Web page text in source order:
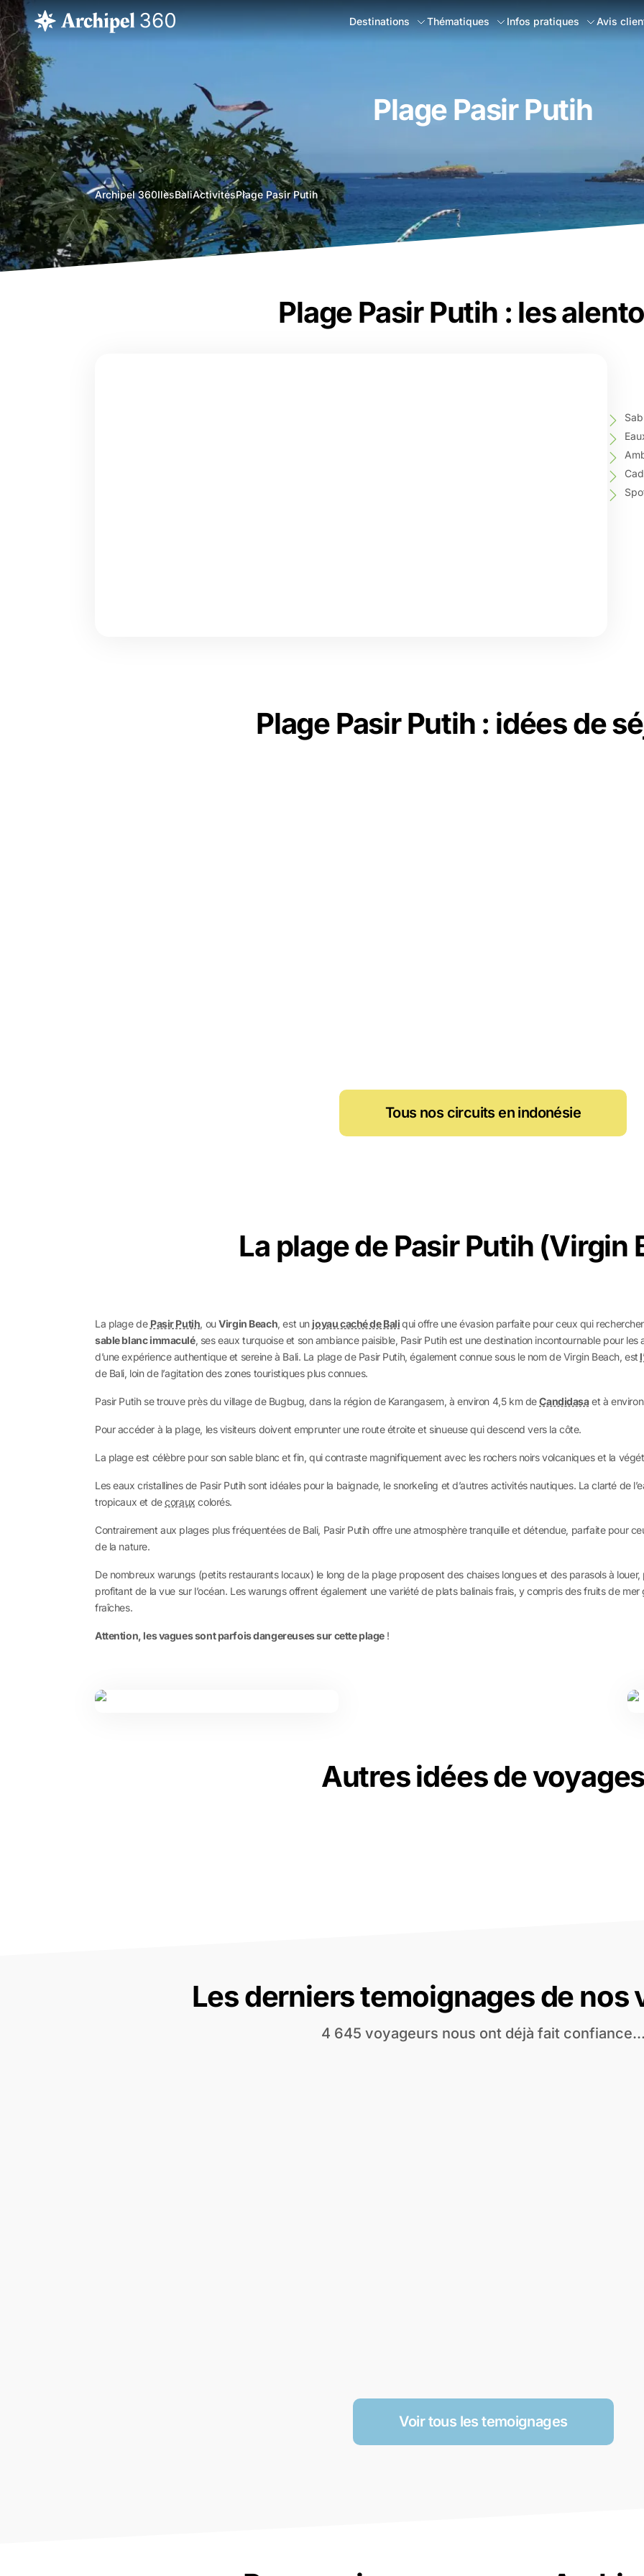
Destinations Thématiques Infos pratiques Avis
Plage Pasir Putih
Archipel 360agence
voyage
bali
IlesBaliActivitésPlage Pasir Putih
Plage Pasir Putih : les
Plage Pasir Putih : idées de
Tous nos circuits en indonésie
La plage de Pasir Putih (Virgin
La plage de Pasir Putih, ouVirgin Beach, est unjoyau caché de Baliqui offre une évasion parfaite pour ceux qui
sable blanc immaculé, ses eaux turquoise et son ambiance paisible, Pasir Putih est une destination incontournable pour
d’une expérience authentique et sereine à Bali. La plage de Pasir Putih, également connue sous le nom de Virgin Beach, est
de Bali, loin de l’agitation des zones touristiques plus connues.
Pasir Putih se trouve près du village de Bugbug, dans la région de Karangasem, à environ 4,5 km deCandidasaet à
Pour accéder à la plage, les visiteurs doivent emprunter une route étroite et sinueuse qui descend vers la côte.
La plage est célèbre pour son sable blanc et fin, qui contraste magnifiquement avec les rochers noirs volcaniques et la
Les eaux cristallines de Pasir Putih sont idéales pour la baignade, le snorkeling et d’autres activités nautiques. La clarté de
tropicaux et decoraux colorés.
Contrairement aux plages plus fréquentées de Bali, Pasir Putih offre une atmosphère tranquille et détendue, parfaite pour
de la nature.
De nombreux warungs (petits restaurants locaux) le long de la plage proposent des chaises longues et des parasols à
profitant de la vue sur l’océan. Les warungs offrent également une variété de plats balinais frais, y compris des fruits de
fraîches.
Attention, les vagues sont parfois dangereuses sur cette plage !
Autres idées de
Les derniers temoignages de nos
4 645 voyageurs nous ont déjà fait
Voir tous les temoignages